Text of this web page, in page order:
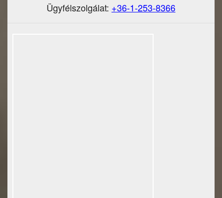
Ügyfélszolgálat: +36-1-253-8366